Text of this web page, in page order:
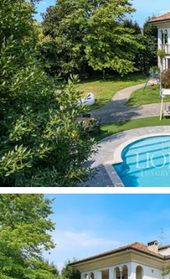
fullstendig renovert
kvalitet, noe som
romsligheten i
soverom og fem bad,
hygge og avslapning.
detaljene i møblene:
designelementer,som
funksjonelt og estetisk
prestisjefylte
designet som et
perfekt for å nyte
intimiteten i ditt eget